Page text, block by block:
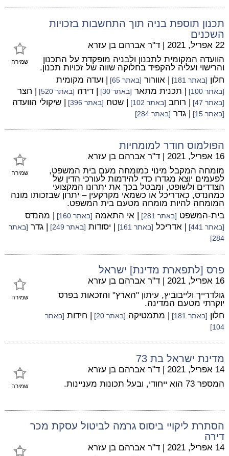
תכנון תוספת בניה תוך התחשבות בזכויות
השכנים
שמירה
22 אפריל, 2021 | ד"ר אברהם בן עזרא
הוועדה המקומית לתכנון ולבניה מופקדת על התכנון
והרישוי ועליה להקפיד בחלוקה שווה של זכויות תכנון.
חלון [באתר 181] | אוורור [באתר 65] | ועדה מקומית
[באתר 100] | תכנית מתאר [באתר 30] | דירה [באתר 520] | חצר
[באתר 47] | רוחב [באתר 102] | שטח [באתר 396] | שיקולי הוועדה
[באתר 15] | גדר [באתר 284]
הפולמוס חודר למומחיות
שמירה
16 אפריל, 2021 | ד"ר אברהם בן עזרא
מומחה המקבל מינוי כמומחה מעם בית המשפט,
לפעמים יוצא מגדרו כדי להידמות לעורכי הדין של
הצדדים ולשופט, ומבטל בכך את יתרונו המקצועי
כמהנדס, כאדריכל או כשמאי מקרקעין – יתרון שבזכותו מונה
המומחה להיות מומחה מטעם בית המשפט.
בית-המשפט [באתר 281] | אי התאמה [באתר 160] | מהנדס
[באתר 441] | אדריכל [באתר 161] | יסודות [באתר 249] | גדר [באתר
284]
פרס [לתפארת מדינת] ישראל
שמירה
16 אפריל, 2021 | ד"ר אברהם בן עזרא
גולדרייך ולייבוביץ, עיתון "הארץ" והזכאות בפרס
יוקרתי מטעם המדינה.
חלון [באתר 181] | מתמטיקה [באתר 20] | חידות [באתר
104]
מדינת ישראל בת 73
שמירה
14 אפריל, 2021 | ד"ר אברהם בן עזרא
המספר 73 הוא ייחודי, ובעל תכונות מעניינות.
הסתרת ליקויי ביסוס גרמה לביטול עסקת מכר
דירה
14 אפריל, 2021 | ד"ר אברהם בן עזרא